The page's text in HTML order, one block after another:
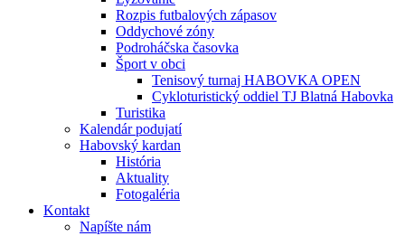
Rozpis futbalových zápasov
Oddychové zóny
Podroháčska časovka
Šport v obci
Tenisový turnaj HABOVKA OPEN
Cykloturistický oddiel TJ Blatná Habovka
Turistika
Kalendár podujatí
Habovský kardan
História
Aktuality
Fotogaléria
Kontakt
Napíšte nám